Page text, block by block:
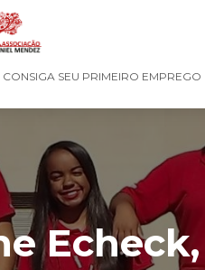
CONSIGA SEU PRIMEIRO EMPREGO